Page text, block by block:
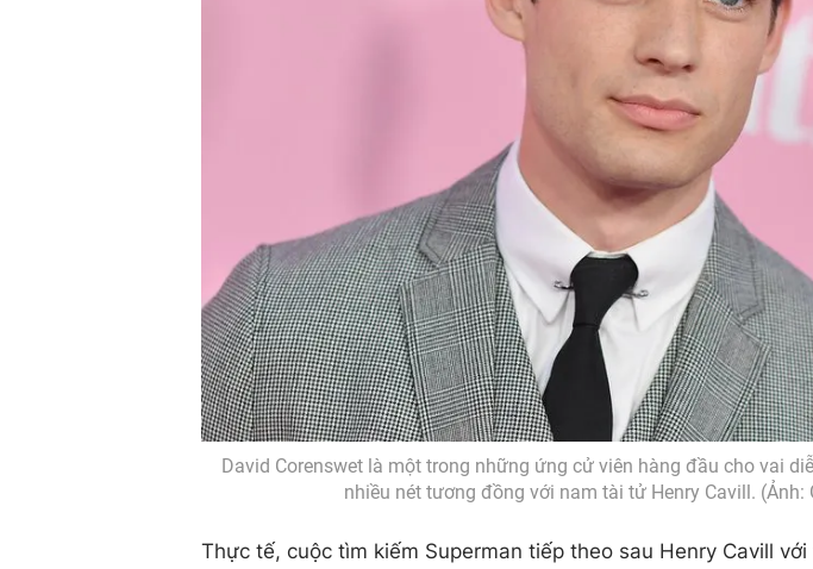
David Corenswet là một trong những ứng cử viên hàng đầu cho vai
nhiều nét tương đồng với nam tài tử Henry Cavill. (Ảnh:
Thực tế, cuộc tìm kiếm Superman tiếp theo sau Henry Cavill